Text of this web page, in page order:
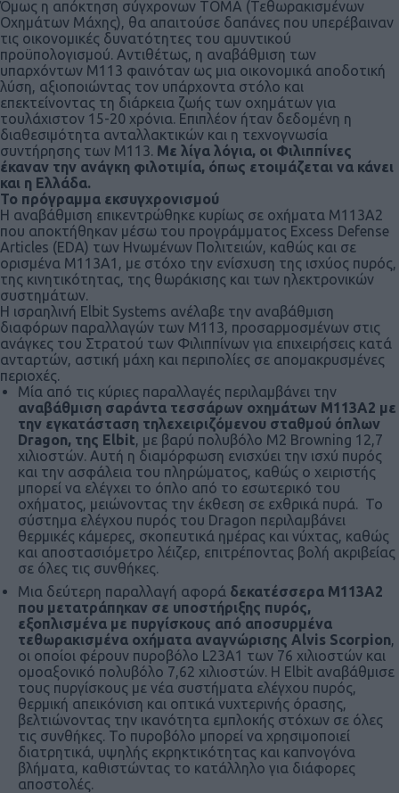
Όμως η απόκτηση σύγχρονων ΤΟΜΑ (Τεθωρακισμένων
Οχημάτων Μάχης), θα απαιτούσε δαπάνες που υπερέβαιναν
τις οικονομικές δυνατότητες του αμυντικού
προϋπολογισμού. Αντιθέτως, η αναβάθμιση των
υπαρχόντων Μ113 φαινόταν ως μια οικονομικά αποδοτική
λύση, αξιοποιώντας τον υπάρχοντα στόλο και
επεκτείνοντας τη διάρκεια ζωής των οχημάτων για
τουλάχιστον 15-20 χρόνια. Επιπλέον ήταν δεδομένη η
διαθεσιμότητα ανταλλακτικών και η τεχνογνωσία
συντήρησης των Μ113. Με λίγα λόγια, οι Φιλιππίνες
έκαναν την ανάγκη φιλοτιμία, όπως ετοιμάζεται να κάνει
και η Ελλάδα.
Το πρόγραμμα εκσυγχρονισμού
Η αναβάθμιση επικεντρώθηκε κυρίως σε οχήματα Μ113Α2
που αποκτήθηκαν μέσω του προγράμματος Excess Defense
Articles (EDA) των Ηνωμένων Πολιτειών, καθώς και σε
ορισμένα Μ113Α1, με στόχο την ενίσχυση της ισχύος πυρός,
της κινητικότητας, της θωράκισης και των ηλεκτρονικών
συστημάτων.
Η ισραηλινή Elbit Systems ανέλαβε την αναβάθμιση
διαφόρων παραλλαγών των Μ113, προσαρμοσμένων στις
ανάγκες του Στρατού των Φιλιππίνων για επιχειρήσεις κατά
ανταρτών, αστική μάχη και περιπολίες σε απομακρυσμένες
περιοχές.
Μία από τις κύριες παραλλαγές περιλαμβάνει την
αναβάθμιση σαράντα τεσσάρων οχημάτων Μ113Α2 με
την εγκατάσταση τηλεχειριζόμενου σταθμού όπλων
Dragon, της Elbit, με βαρύ πολυβόλο M2 Browning 12,7
χιλιοστών. Αυτή η διαμόρφωση ενισχύει την ισχύ πυρός
και την ασφάλεια του πληρώματος, καθώς ο χειριστής
μπορεί να ελέγχει το όπλο από το εσωτερικό του
οχήματος, μειώνοντας την έκθεση σε εχθρικά πυρά. Το
σύστημα ελέγχου πυρός του Dragon περιλαμβάνει
θερμικές κάμερες, σκοπευτικά ημέρας και νύχτας, καθώς
και αποστασιόμετρο λέιζερ, επιτρέποντας βολή ακριβείας
σε όλες τις συνθήκες.
Μια δεύτερη παραλλαγή αφορά δεκατέσσερα Μ113Α2
που μετατράπηκαν σε υποστήριξης πυρός,
εξοπλισμένα με πυργίσκους από αποσυρμένα
τεθωρακισμένα οχήματα αναγνώρισης Alvis Scorpion,
οι οποίοι φέρουν πυροβόλο L23A1 των 76 χιλιοστών και
ομοαξονικό πολυβόλο 7,62 χιλιοστών. Η Elbit αναβάθμισε
τους πυργίσκους με νέα συστήματα ελέγχου πυρός,
θερμική απεικόνιση και οπτικά νυχτερινής όρασης,
βελτιώνοντας την ικανότητα εμπλοκής στόχων σε όλες
τις συνθήκες. Το πυροβόλο μπορεί να χρησιμοποιεί
διατρητικά, υψηλής εκρηκτικότητας και καπνογόνα
βλήματα, καθιστώντας το κατάλληλο για διάφορες
αποστολές.